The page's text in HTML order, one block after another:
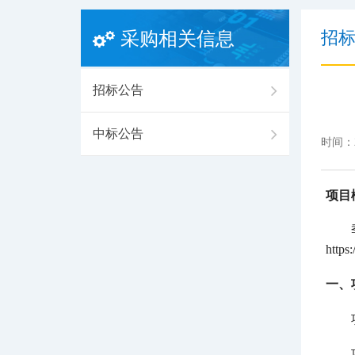
采购相关信息
招标公告
中标公告
招
时间
项目
一、